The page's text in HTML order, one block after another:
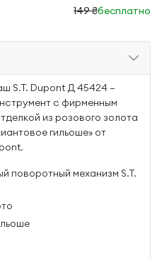
149 ₴бесплатно
S.T. Dupont Д 45424 —
с фирменным
из розового золота
гильоше» от
поворотный механизм S.T.